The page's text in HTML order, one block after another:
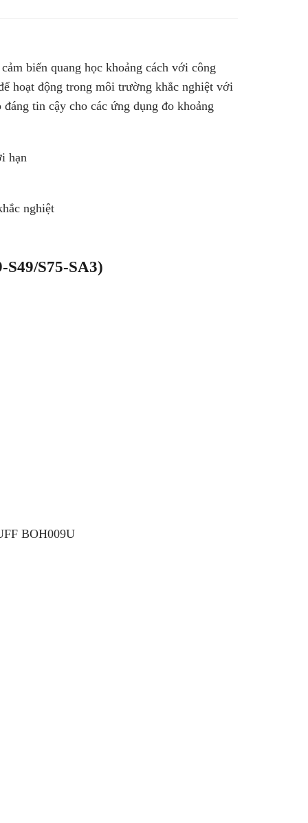
biến quang học khoảng cách với công
hoạt động trong môi trường khắc nghiệt với
tin cậy cho các ứng dụng đo khoảng
hạn
nghiệt
S75-SA3)
BOH009U